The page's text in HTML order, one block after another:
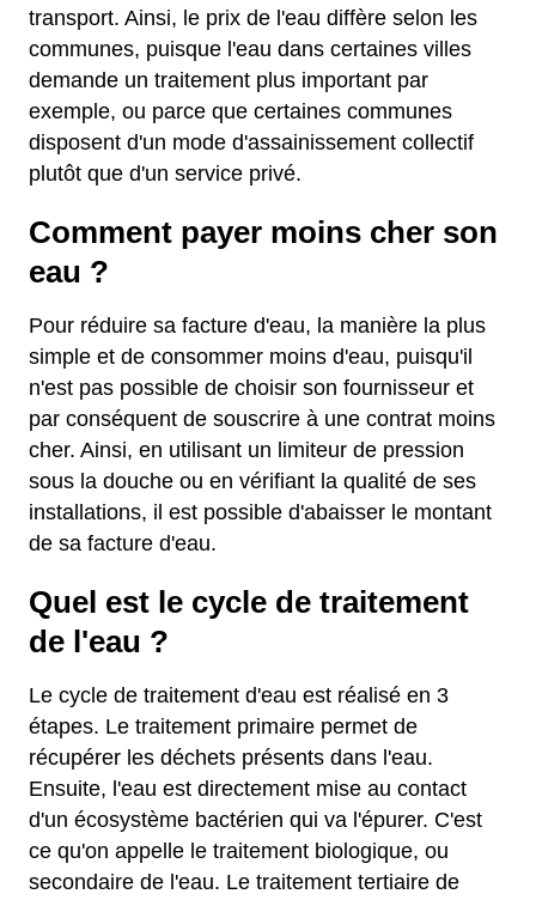
transport. Ainsi, le prix de l'eau diffère selon les
communes, puisque l'eau dans certaines villes
demande un traitement plus important par
exemple, ou parce que certaines communes
disposent d'un mode d'assainissement collectif
plutôt que d'un service privé.
Comment payer moins cher son
eau ?
Pour réduire sa facture d'eau, la manière la plus
simple et de consommer moins d'eau, puisqu'il
n'est pas possible de choisir son fournisseur et
par conséquent de souscrire à une contrat moins
cher. Ainsi, en utilisant un limiteur de pression
sous la douche ou en vérifiant la qualité de ses
installations, il est possible d'abaisser le montant
de sa facture d'eau.
Quel est le cycle de traitement
de l'eau ?
Le cycle de traitement d'eau est réalisé en 3
étapes. Le traitement primaire permet de
récupérer les déchets présents dans l'eau.
Ensuite, l'eau est directement mise au contact
d'un écosystème bactérien qui va l'épurer. C'est
ce qu'on appelle le traitement biologique, ou
secondaire de l'eau. Le traitement tertiaire de